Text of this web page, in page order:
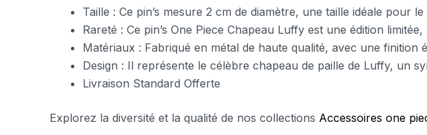
Taille : Ce pin’s mesure 2 cm de diamètre, une taille idéale pour
Rareté : Ce pin’s One Piece Chapeau Luffy est une édition
Matériaux : Fabriqué en métal de haute qualité, avec une finition
Design : Il représente le célèbre chapeau de paille de Luffy, un
Livraison Standard Offerte
Explorez la diversité et la qualité de nos collections Accessoires one